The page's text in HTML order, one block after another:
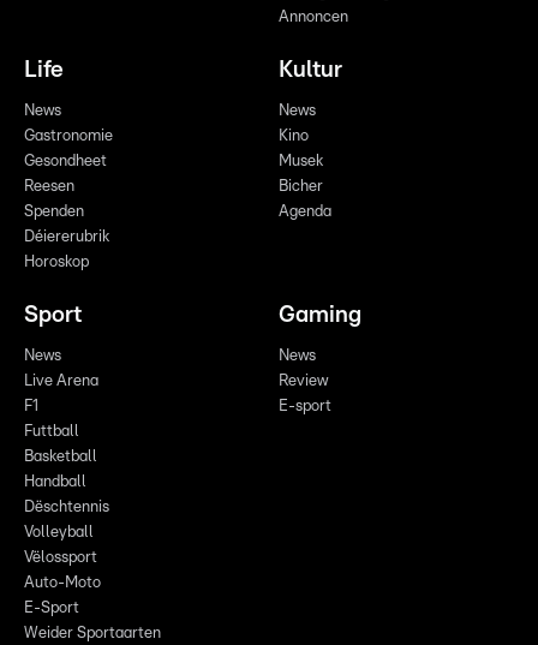
Annoncen
Life
News
Gastronomie
Gesondheet
Reesen
Spenden
Déiererubrik
Horoskop
Kultur
News
Kino
Musek
Bicher
Agenda
Sport
News
Live Arena
F1
Futtball
Basketball
Handball
Dëschtennis
Volleyball
Vëlossport
Auto-Moto
E-Sport
Weider Sportaarten
Gaming
News
Review
E-sport